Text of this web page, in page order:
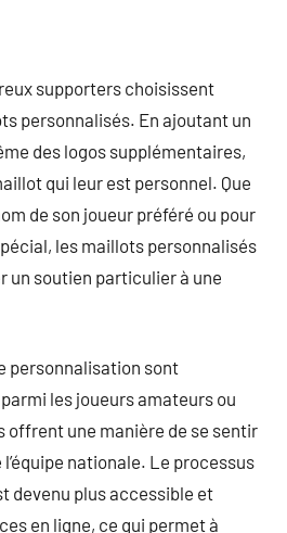
supporters choisissent
personnalisés. En ajoutant un
des logos supplémentaires,
qui leur est personnel. Que
de son joueur préféré ou pour
les maillots personnalisés
un soutien particulier à une
personnalisation sont
les joueurs amateurs ou
offrent une manière de se sentir
nationale. Le processus
devenu plus accessible et
en ligne, ce qui permet à